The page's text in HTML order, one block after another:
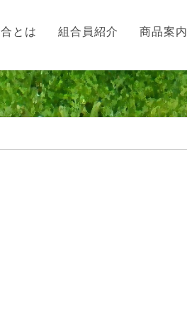
とは 組合員紹介 商品案内